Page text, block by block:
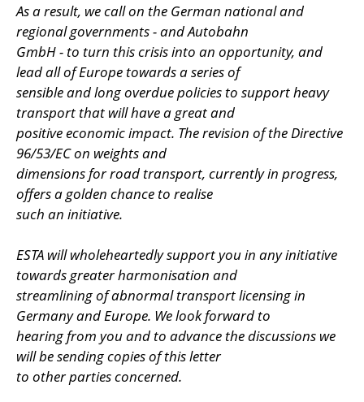
As a result, we call on the German national and
regional governments - and Autobahn
GmbH - to turn this crisis into an opportunity, and
lead all of Europe towards a series of
sensible and long overdue policies to support heavy
transport that will have a great and
positive economic impact. The revision of the Directive
96/53/EC on weights and
dimensions for road transport, currently in progress,
offers a golden chance to realise
such an initiative.
ESTA will wholeheartedly support you in any initiative
towards greater harmonisation and
streamlining of abnormal transport licensing in
Germany and Europe. We look forward to
hearing from you and to advance the discussions we
will be sending copies of this letter
to other parties concerned.